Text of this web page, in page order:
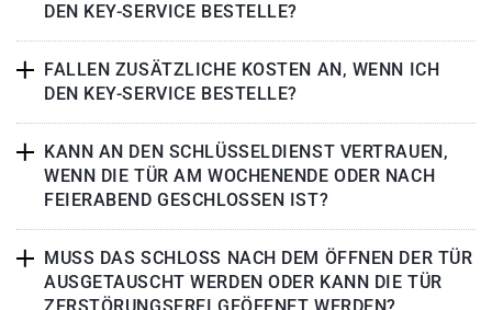
DEN KEY-SERVICE BESTELLE?
FALLEN ZUSÄTZLICHE KOSTEN AN, WENN ICH
DEN KEY-SERVICE BESTELLE?
KANN AN DEN SCHLÜSSELDIENST VERTRAUEN,
WENN DIE TÜR AM WOCHENENDE ODER NACH
FEIERABEND GESCHLOSSEN IST?
MUSS DAS SCHLOSS NACH DEM ÖFFNEN DER TÜR
AUSGETAUSCHT WERDEN ODER KANN DIE TÜR